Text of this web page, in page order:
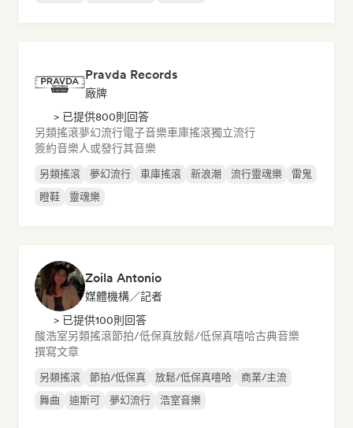
Pravda Records
廠牌
> 已提供800則回答
另類搖滾夢幻流行電子音樂車庫搖滾獨立流行
簽約音樂人或發行其音樂
另類搖滾 夢幻流行 車庫搖滾 新浪潮 流行靈魂樂
雷鬼
瞪鞋
靈魂樂
Zoila Antonio
媒體機構／記者
> 已提供100則回答
酸浩室另類搖滾節拍/低保真放鬆/低保真嘻哈古典音樂
撰寫文章
另類搖滾 節拍/低保真 放鬆/低保真嘻哈
商業/主流
舞曲
迪斯可 夢幻流行 浩室音樂